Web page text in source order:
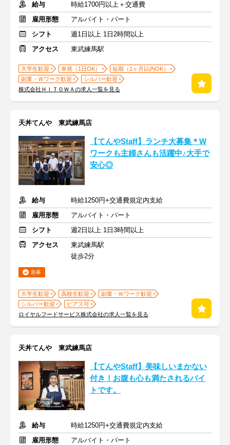
給与
時給1700円以上＋交通費
雇用形態
アルバイト・パート
シフト
週1日以上 1日2時間以上
アクセス
東武練馬駅
大学生歓迎 単発（1日OK）
短期（1ヶ月以内OK）
副業・Ｗワーク歓迎
シルバー歓迎
株式会社ＨＩＴＯＷＡの求人一覧を見る
天丼てんや 東武練馬店
【てんやStaff】ランチ大募集＊W
ワークも主婦さんも活躍中♪大手で
安心◎
給与
時給1250円+交通費規定内支給
雇用形態
アルバイト・パート
シフト
週2日以上 1日3時間以上
アクセス
東武練馬駅
徒歩2分
急募
大学生歓迎 高校生歓迎
副業・Ｗワーク歓迎
シルバー歓迎
ピアス可
ロイヤルフードサービス株式会社の求人一覧を見る
天丼てんや 東武練馬店
【てんやStaff】美味しいまかない
付き！お腹も心も満たされるバイ
トです。
給与
時給1250円+交通費規定内支給
雇用形態
アルバイト・パート